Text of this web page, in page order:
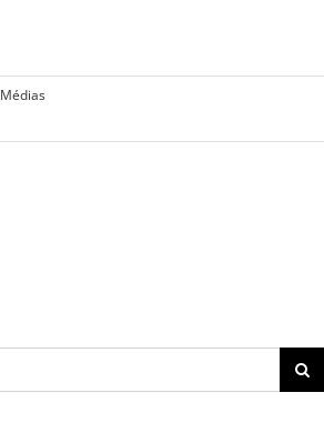
Médias